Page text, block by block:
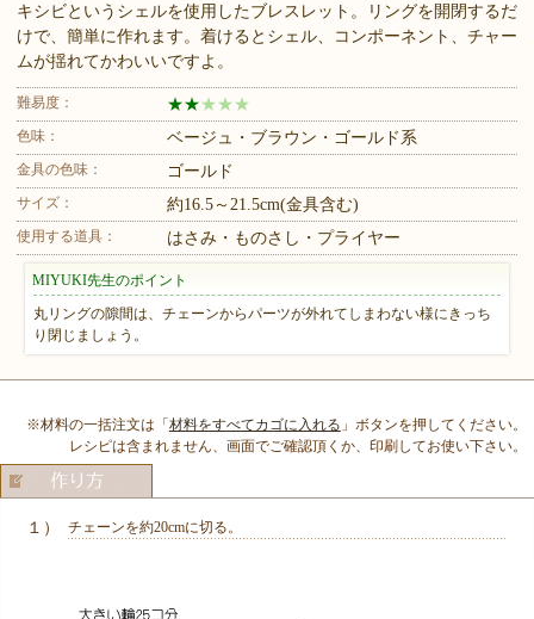
キシビというシェルを使用したブレスレット。リングを開閉するだ
けで、簡単に作れます。着けるとシェル、コンポーネント、チャー
ムが揺れてかわいいですよ。
難易度： ★★ ★ ★ ★
色味： ベージュ・ブラウン・ゴールド系
金具の色味： ゴールド
サイズ： 約16.5～21.5cm(金具含む)
使用する道具： はさみ・ものさし・プライヤー
MIYUKI先生のポイント
丸リングの隙間は、チェーンからパーツが外れてしまわない様にきっち
り閉じましょう。
※材料の一括注文は「材料をすべてカゴに入れる 」ボタンを押してください。
レシピは含まれません、画面でご確認頂くか、印刷してお使い下さい。
１） チェーンを約20cmに切る。